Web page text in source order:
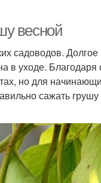
весной
садоводов.
в уходе.
но для
сажать